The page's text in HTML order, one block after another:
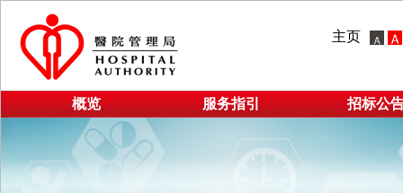
主页
概览 服务指引 招标公